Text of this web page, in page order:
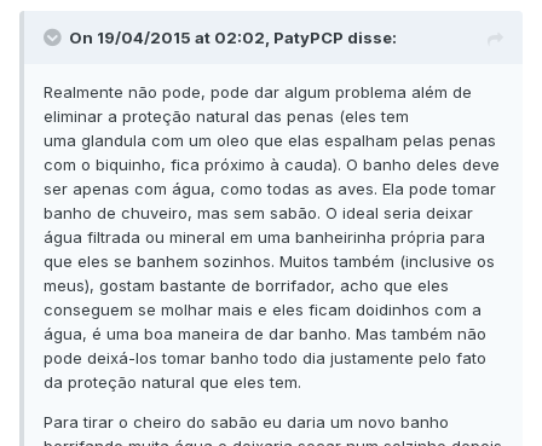
On 19/04/2015 at 02:02, PatyPCP disse:
Realmente não pode, pode dar algum problema além de
eliminar a proteção natural das penas (eles tem
uma glandula com um oleo que elas espalham pelas penas
com o biquinho, fica próximo à cauda). O banho deles deve
ser apenas com água, como todas as aves. Ela pode tomar
banho de chuveiro, mas sem sabão. O ideal seria deixar
água filtrada ou mineral em uma banheirinha própria para
que eles se banhem sozinhos. Muitos também (inclusive os
meus), gostam bastante de borrifador, acho que eles
conseguem se molhar mais e eles ficam doidinhos com a
água, é uma boa maneira de dar banho. Mas também não
pode deixá-los tomar banho todo dia justamente pelo fato
da proteção natural que eles tem.
Para tirar o cheiro do sabão eu daria um novo banho